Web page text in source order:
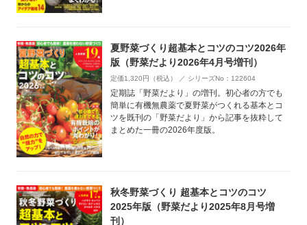
夏野菜づくり超基本とコツのコツ2026年
版（野菜だより2026年4月号増刊）
定価1,320円（税込） ／ シリーズNo：122604
定期誌「野菜だより」の増刊。初心者の方でも
簡単に有機無農薬で夏野菜がつくれる基本とコ
ツを既刊の「野菜だより」から記事を抜粋して
まとめた一冊の2026年度版。
秋冬野菜づくり 超基本とコツのコツ
2025年版（野菜だより2025年8月号増
刊）